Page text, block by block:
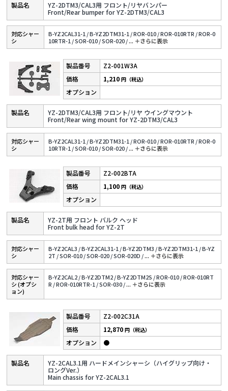
YZ-2DTM3/CAL3用 フロント/リヤバンパー
Front/Rear bumper for YZ-2DTM3/CAL3
対応シャー
シ
B-YZ2CAL31-1 /B-YZ2DTM31-1 /ROR-010 /ROR-010RTR /ROR-0
10RTR-1 /SOR-010 /SOR-020 /... ＋さらに表⽰
Z2-001W3A
YZ-2DTM3/CAL3用 フロント/リヤ ウイングマウント
Front/Rear wing mount for YZ-2DTM3/CAL3
1,210円（税込）
対応シャー
シ
B-YZ2CAL31-1 /B-YZ2DTM31-1 /ROR-010 /ROR-010RTR /ROR-0
10RTR-1 /SOR-010 /SOR-020 /... ＋さらに表⽰
Z2-002BTA
YZ-2T用 フロント バルク ヘッド
Front bulk head for YZ-2T
1,100円（税込）
対応シャー
シ
B-YZ2CAL3 /B-YZ2CAL31-1 /B-YZ2DTM3 /B-YZ2DTM31-1 /B-YZ
2T /SOR-010 /SOR-020 /SOR-020D /... ＋さらに表⽰
対応シャー
シ (オプシ
ョン)
B-YZ2CAL2 /B-YZ2DTM2 /B-YZ2DTM2S /ROR-010 /ROR-010RT
R /ROR-010RTR-1 /SOR-030 /... ＋さらに表⽰
Z2-002C31A
YZ-2CAL3.1用 ハードメインシャーシ（ハイグリップ向け・
ロングVer.）
Main chassis for YZ-2CAL3.1
12,870円（税込）
●